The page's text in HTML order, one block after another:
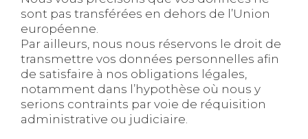
sont pas transférées en dehors de l’Union
européenne.
Par ailleurs, nous nous réservons le droit de
transmettre vos données personnelles afin
de satisfaire à nos obligations légales,
notamment dans l’hypothèse où nous y
serions contraints par voie de réquisition
administrative ou judiciaire.